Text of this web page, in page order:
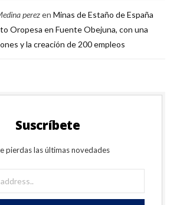
perezen Minas de Estaño de España
Oropesa en Fuente Obejuna, con una
y la creación de 200 empleos
Suscríbete
pierdas las últimas novedades